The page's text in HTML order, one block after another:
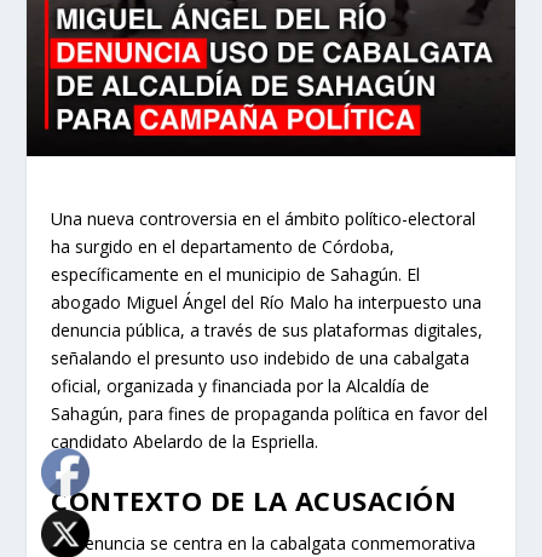
Una nueva controversia en el ámbito político-electoral
ha surgido en el departamento de Córdoba,
específicamente en el municipio de Sahagún. El
abogado Miguel Ángel del Río Malo ha interpuesto una
denuncia pública, a través de sus plataformas digitales,
señalando el presunto uso indebido de una cabalgata
oficial, organizada y financiada por la Alcaldía de
Sahagún, para fines de propaganda política en favor del
candidato Abelardo de la Espriella.
CONTEXTO DE LA ACUSACIÓN
La denuncia se centra en la cabalgata conmemorativa